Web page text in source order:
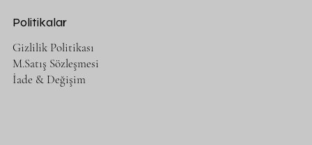
Politikalar
Gizlilik Politikası
M.Satış Sözleşmesi
İade & Değişim